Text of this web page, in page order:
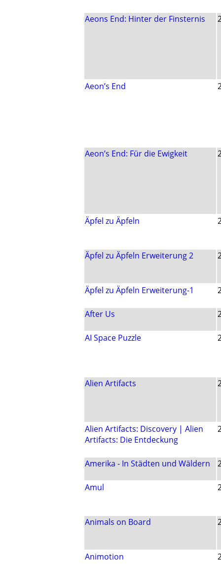
Aeons End: Hinter der Finsternis
Aeon’s End
Aeon’s End: Für die Ewigkeit
Äpfel zu Äpfeln
Äpfel zu Äpfeln Erweiterung 2
Äpfel zu Äpfeln Erweiterung-1
After Us
AI Space Puzzle
Alien Artifacts
Alien Artifacts: Discovery | Alien
Artifacts: Die Entdeckung
Amerika - In Städten und Wäldern
Amul
Animals on Board
Animotion